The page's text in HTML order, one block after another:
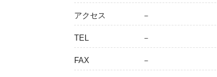
アクセス －
TEL －
FAX －